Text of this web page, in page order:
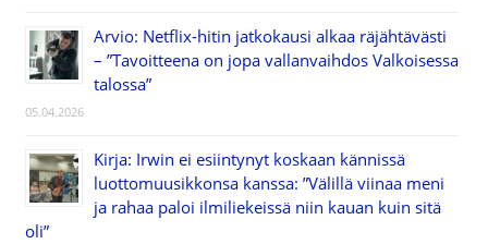
Arvio: Netflix-hitin jatkokausi alkaa räjähtävästi
– ”Tavoitteena on jopa vallanvaihdos Valkoisessa
talossa”
05.04.2026
Kirja: Irwin ei esiintynyt koskaan kännissä
luottomuusikkonsa kanssa: ”Välillä viinaa meni
ja rahaa paloi ilmiliekeissä niin kauan kuin sitä
oli”